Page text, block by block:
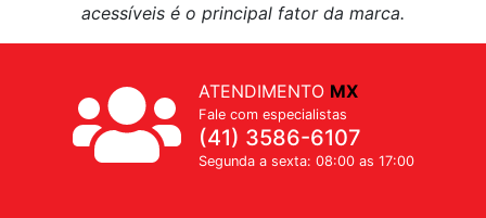
acessíveis é o principal fator da marca.
ATENDIMENTO MX
Fale com especialistas
(41) 3586-6107
Segunda a sexta: 08:00 as 17:00